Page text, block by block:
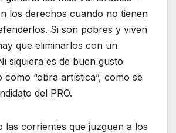
los derechos cuando no tienen
Si son pobres y viven
que eliminarlos con un
siquiera es de buen gusto
como “obra artística”, como se
del PRO.
las corrientes que juzguen a los